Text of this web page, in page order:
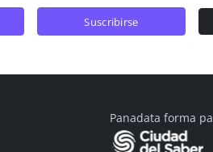
suscribirse
Panadata forma